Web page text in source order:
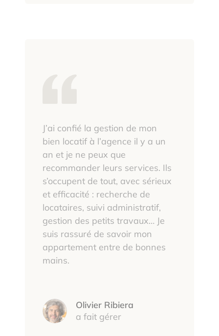
J’ai confié la gestion de mon
bien locatif à l’agence il y a un
an et je ne peux que
recommander leurs services. Ils
s’occupent de tout, avec sérieux
et efficacité : recherche de
locataires, suivi administratif,
gestion des petits travaux… Je
suis rassuré de savoir mon
appartement entre de bonnes
mains.
Olivier Ribiera
a fait gérer